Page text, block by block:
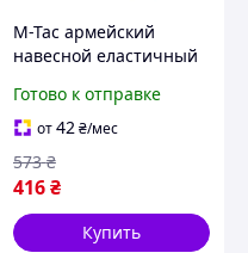
M-Tac армейский
навесной еластичный
турникета на Molle
Gen.III Coyote
Готово к отправке
от42₴/мес
416₴
573 ₴
Купить